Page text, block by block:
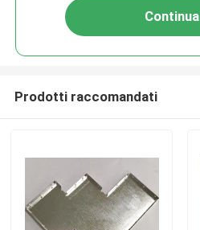
Continua
Prodotti raccomandati